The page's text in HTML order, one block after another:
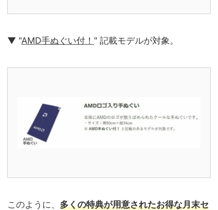
▼ "AMD手ぬぐい付！ " 記載モデルが対象。
このように、 多くの特典が用意されたお得な月末セ